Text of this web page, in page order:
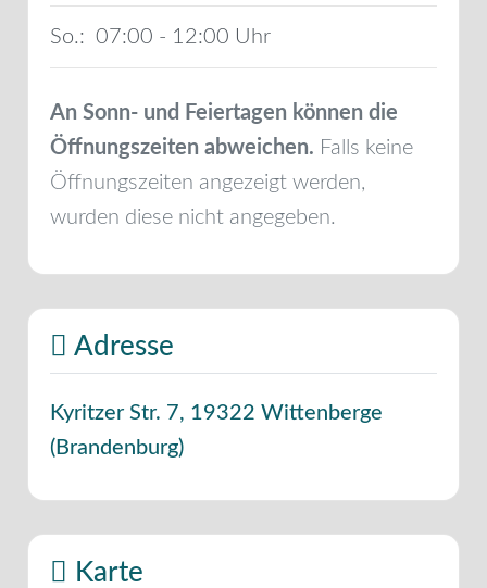
So.: 07:00 - 12:00
An Sonn- und Feiertagen können die
Öffnungszeiten abweichen. Falls keine
Öffnungszeiten angezeigt werden,
wurden diese nicht angegeben.
Adresse
Kyritzer Str. 7, 19322 Wittenberge
(Brandenburg)
Karte